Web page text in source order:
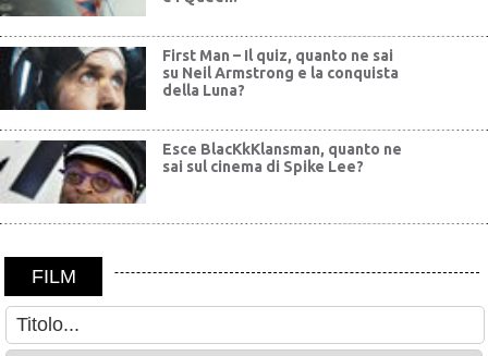
First Man – Il quiz, quanto ne sai
su Neil Armstrong e la conquista
della Luna?
Esce BlacKkKlansman, quanto ne
sai sul cinema di Spike Lee?